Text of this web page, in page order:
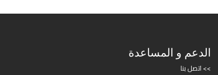
الدعم و المساعدة
>> اتصل بنا